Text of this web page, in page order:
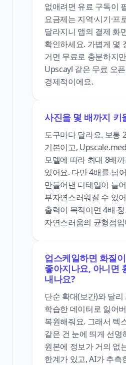
없애려면 유료 구독이
요금제는 지역·시기·프
달라지니 앱의 결제 화
확인하세요. 가볍게 몇
거면 무료로 충분하지
Upscayl 같은 무료 오
경제적이에요.
사진을 몇 배까지 키
도구마다 달라요. 보통
기본이고,
모델에 따라 최대 8배
있어요. 다만 4배를 넘
만들어낸 디테일이 늘
부자연스러워질 수 있
출력이 목적이면 4배
자연스러움의 균형점
업스케일하면 화질
좋아지나요, 아니면
내나요?
단순 확대(보간)와 달
학습한 데이터로 잃어
복원해줘요. 그래서 텍
같은 건 눈에 띄게 선명
원본에 정보가 거의 없
한계가 있고, AI가 추측